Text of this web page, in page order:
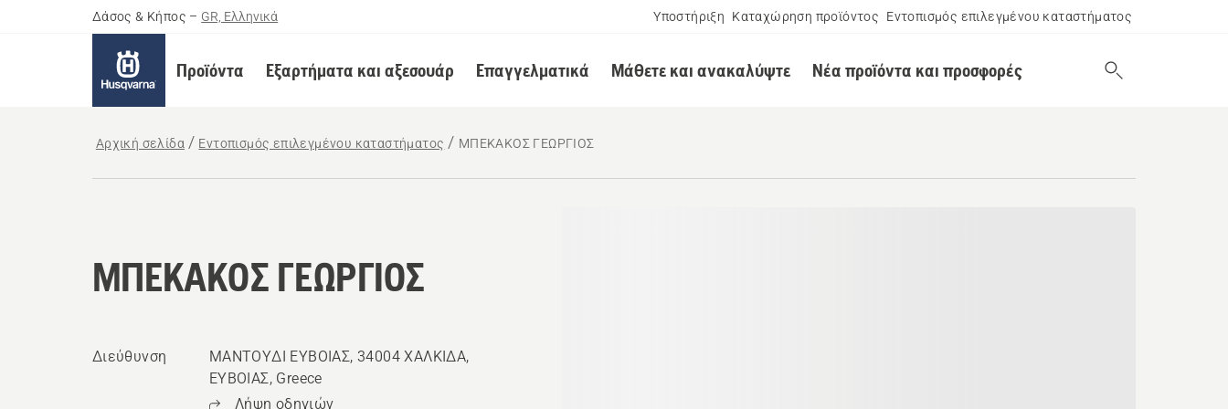
Δάσος & Κήπος – GR, Ελληνικά Υποστήριξη Καταχώρηση προϊόντος Εντοπισμός επιλεγμένου καταστήματος
Προϊόντα Εξαρτήματα και αξεσουάρ Επαγγελματικά Μάθετε και ανακαλύψτε Νέα προϊόντα και προσφορές
Αρχική σελίδα Εντοπισμός επιλεγμένου καταστήματος ΜΠΕΚΑΚΟΣ ΓΕΩΡΓΙΟΣ
ΜΠΕΚΑΚΟΣ ΓΕΩΡΓΙΟΣ
Διεύθυνση
ΜΑΝΤΟΥΔΙ ΕΥΒΟΙΑΣ, 34004 ΧΑΛΚΙΔΑ,
ΕΥΒΟΙΑΣ, Greece
Λήψη οδηγιών